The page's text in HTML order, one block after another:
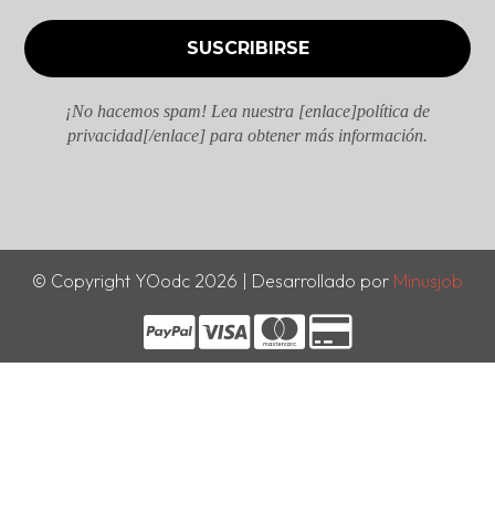
¡No hacemos spam! Lea nuestra [enlace]política de
privacidad[/enlace] para obtener más información.
© Copyright YOodc 2026 | Desarrollado por Minusjob